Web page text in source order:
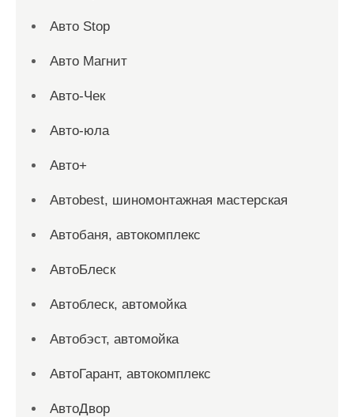
Авто Stop
Авто Магнит
Авто-Чек
Авто-юла
Авто+
Автоbest, шиномонтажная мастерская
Автобаня, автокомплекс
АвтоБлеск
Автоблеск, автомойка
Автобэст, автомойка
АвтоГарант, автокомплекс
АвтоДвор